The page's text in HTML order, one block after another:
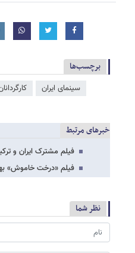
برچسب‌ها
سینمای ایران
خبرهای مرتبط
فیلم مشترک ایران و
فیلم «درخت خاموش»
نظر شما